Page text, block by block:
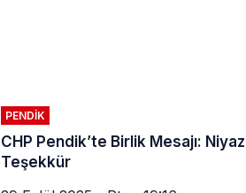
PENDIK
CHP Pendik’te Birlik Mesajı:
Teşekkür